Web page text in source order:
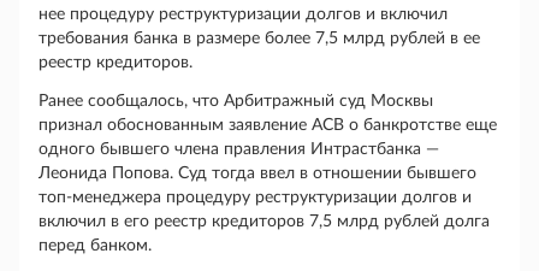
нее процедуру реструктуризации долгов и включил
требования банка в размере более 7,5 млрд рублей в ее
реестр кредиторов.
Ранее сообщалось, что Арбитражный суд Москвы
признал обоснованным заявление АСВ о банкротстве еще
одного бывшего члена правления Интрастбанка —
Леонида Попова. Суд тогда ввел в отношении бывшего
топ-менеджера процедуру реструктуризации долгов и
включил в его реестр кредиторов 7,5 млрд рублей долга
перед банком.